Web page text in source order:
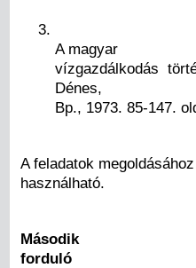
A magyar
vízgazdálkodás
Dénes,
Bp., 1973. 85-147.
A feladatok
használható.
Második
forduló